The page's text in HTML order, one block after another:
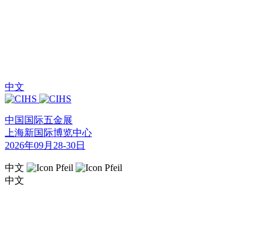
中文
中国国际五金展
上海新国际博览中心
2026年09月28-30日
中文
中文